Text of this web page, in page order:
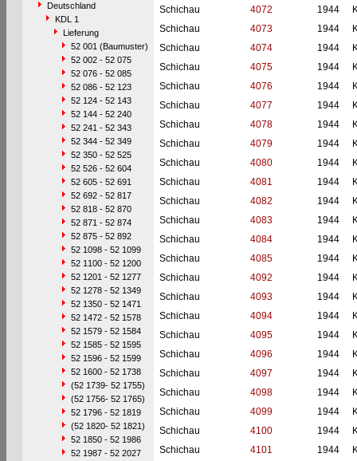
Deutschland
KDL 1
Lieferung
52 001 (Baumuster)
52 002 - 52 075
52 076 - 52 085
52 086 - 52 123
52 124 - 52 143
52 144 - 52 240
52 241 - 52 343
52 344 - 52 349
52 350 - 52 525
52 526 - 52 604
52 605 - 52 691
52 692 - 52 817
52 818 - 52 870
52 871 - 52 874
52 875 - 52 892
52 1098 - 52 1099
52 1100 - 52 1200
52 1201 - 52 1277
52 1278 - 52 1349
52 1350 - 52 1471
52 1472 - 52 1578
52 1579 - 52 1584
52 1585 - 52 1595
52 1596 - 52 1599
52 1600 - 52 1738
(52 1739- 52 1755)
(52 1756- 52 1765)
52 1796 - 52 1819
(52 1820- 52 1821)
52 1850 - 52 1986
52 1987 - 52 2027
Schichau
4072 1944
Schichau
4073 1944
Schichau
4074 1944
Schichau
4075 1944
Schichau
4076 1944
Schichau
4077 1944
Schichau
4078 1944
Schichau
4079 1944
Schichau
4080 1944
Schichau
4081 1944
Schichau
4082 1944
Schichau
4083 1944
Schichau
4084 1944
Schichau
4085 1944
Schichau
4092 1944
Schichau
4093 1944
Schichau
4094 1944
Schichau
4095 1944
Schichau
4096 1944
Schichau
4097 1944
Schichau
4098 1944
Schichau
4099 1944
Schichau
4100 1944
Schichau
4101 1944